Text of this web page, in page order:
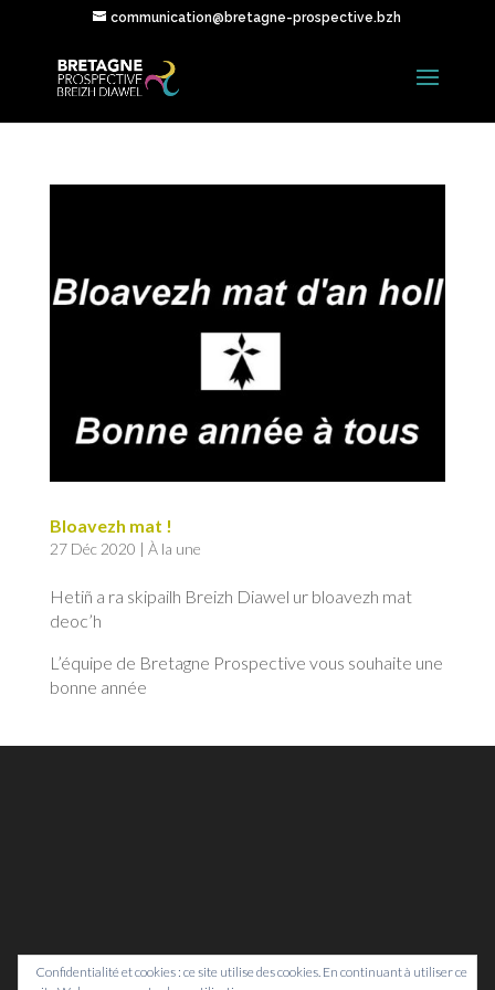
communication@bretagne-prospective.bzh
Bloavezh mat !
27 Déc 2020 | À la une
Hetiñ a ra skipailh Breizh Diawel ur bloavezh mat
deoc’h
L’équipe de Bretagne Prospective vous souhaite une
bonne année
Confidentialité et cookies : ce site utilise des cookies. En continuant à utiliser ce